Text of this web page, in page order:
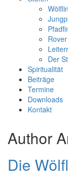
Rover
Der
Spiritualität
Beiträge
Termine
Downloads
Kontakt
Author
Die